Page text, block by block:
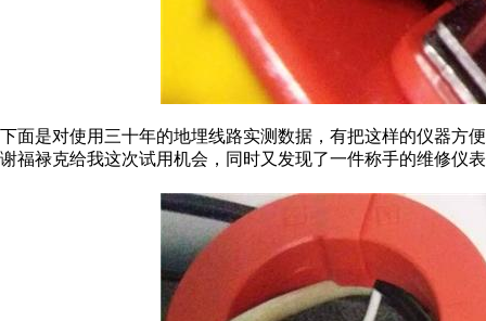
下面是对使用三十年的地埋线路实测数据，有把这样的仪器方
谢福禄克给我这次试用机会，同时又发现了一件称手的维修仪表